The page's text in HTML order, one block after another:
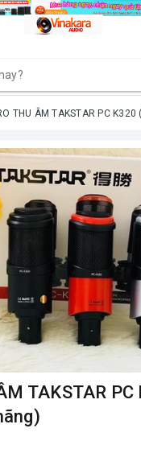
THU ÂM TAKSTAR PC
TAKSTAR PC